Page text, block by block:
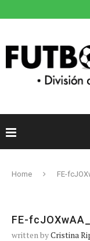
Home FE-
FE-
written byCristina